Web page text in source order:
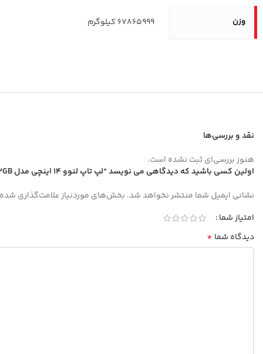
وزن 67865999 کیلوگرم
نقد و بررسی‌ها
هنوز بررسی‌ای ثبت نشده است.
اولین کسی باشید که دیدگاهی می نویسد “لپ تاپ لنوو 14 اینچی مدل ThinkPad E14 Gen 6 Ultra 5 125U 32GB 512GB”
نشانی ایمیل شما منتشر نخواهد شد. بخش‌های موردنیاز علامت‌گذاری
امتیاز شما
دیدگاه شما *